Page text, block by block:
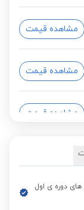
مشاهده قیمت
مشاهده قیمت
مشاهده قیمت
مشاهده قیمت
دوره ی اول